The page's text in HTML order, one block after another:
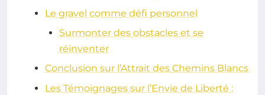
Le gravel comme défi personnel
Surmonter des obstacles et se
réinventer
Conclusion sur l’Attrait des Chemins Blancs
Les Témoignages sur l’Envie de Liberté :